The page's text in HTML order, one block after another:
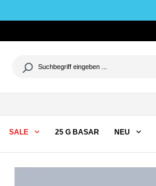
SALE 25 G BASAR NEU